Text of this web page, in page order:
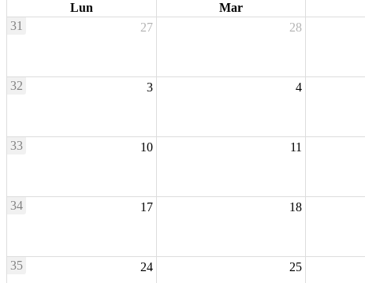
Lun Mar
31
27 28
32 3 4
33 10 11
34 17 18
35 24 25